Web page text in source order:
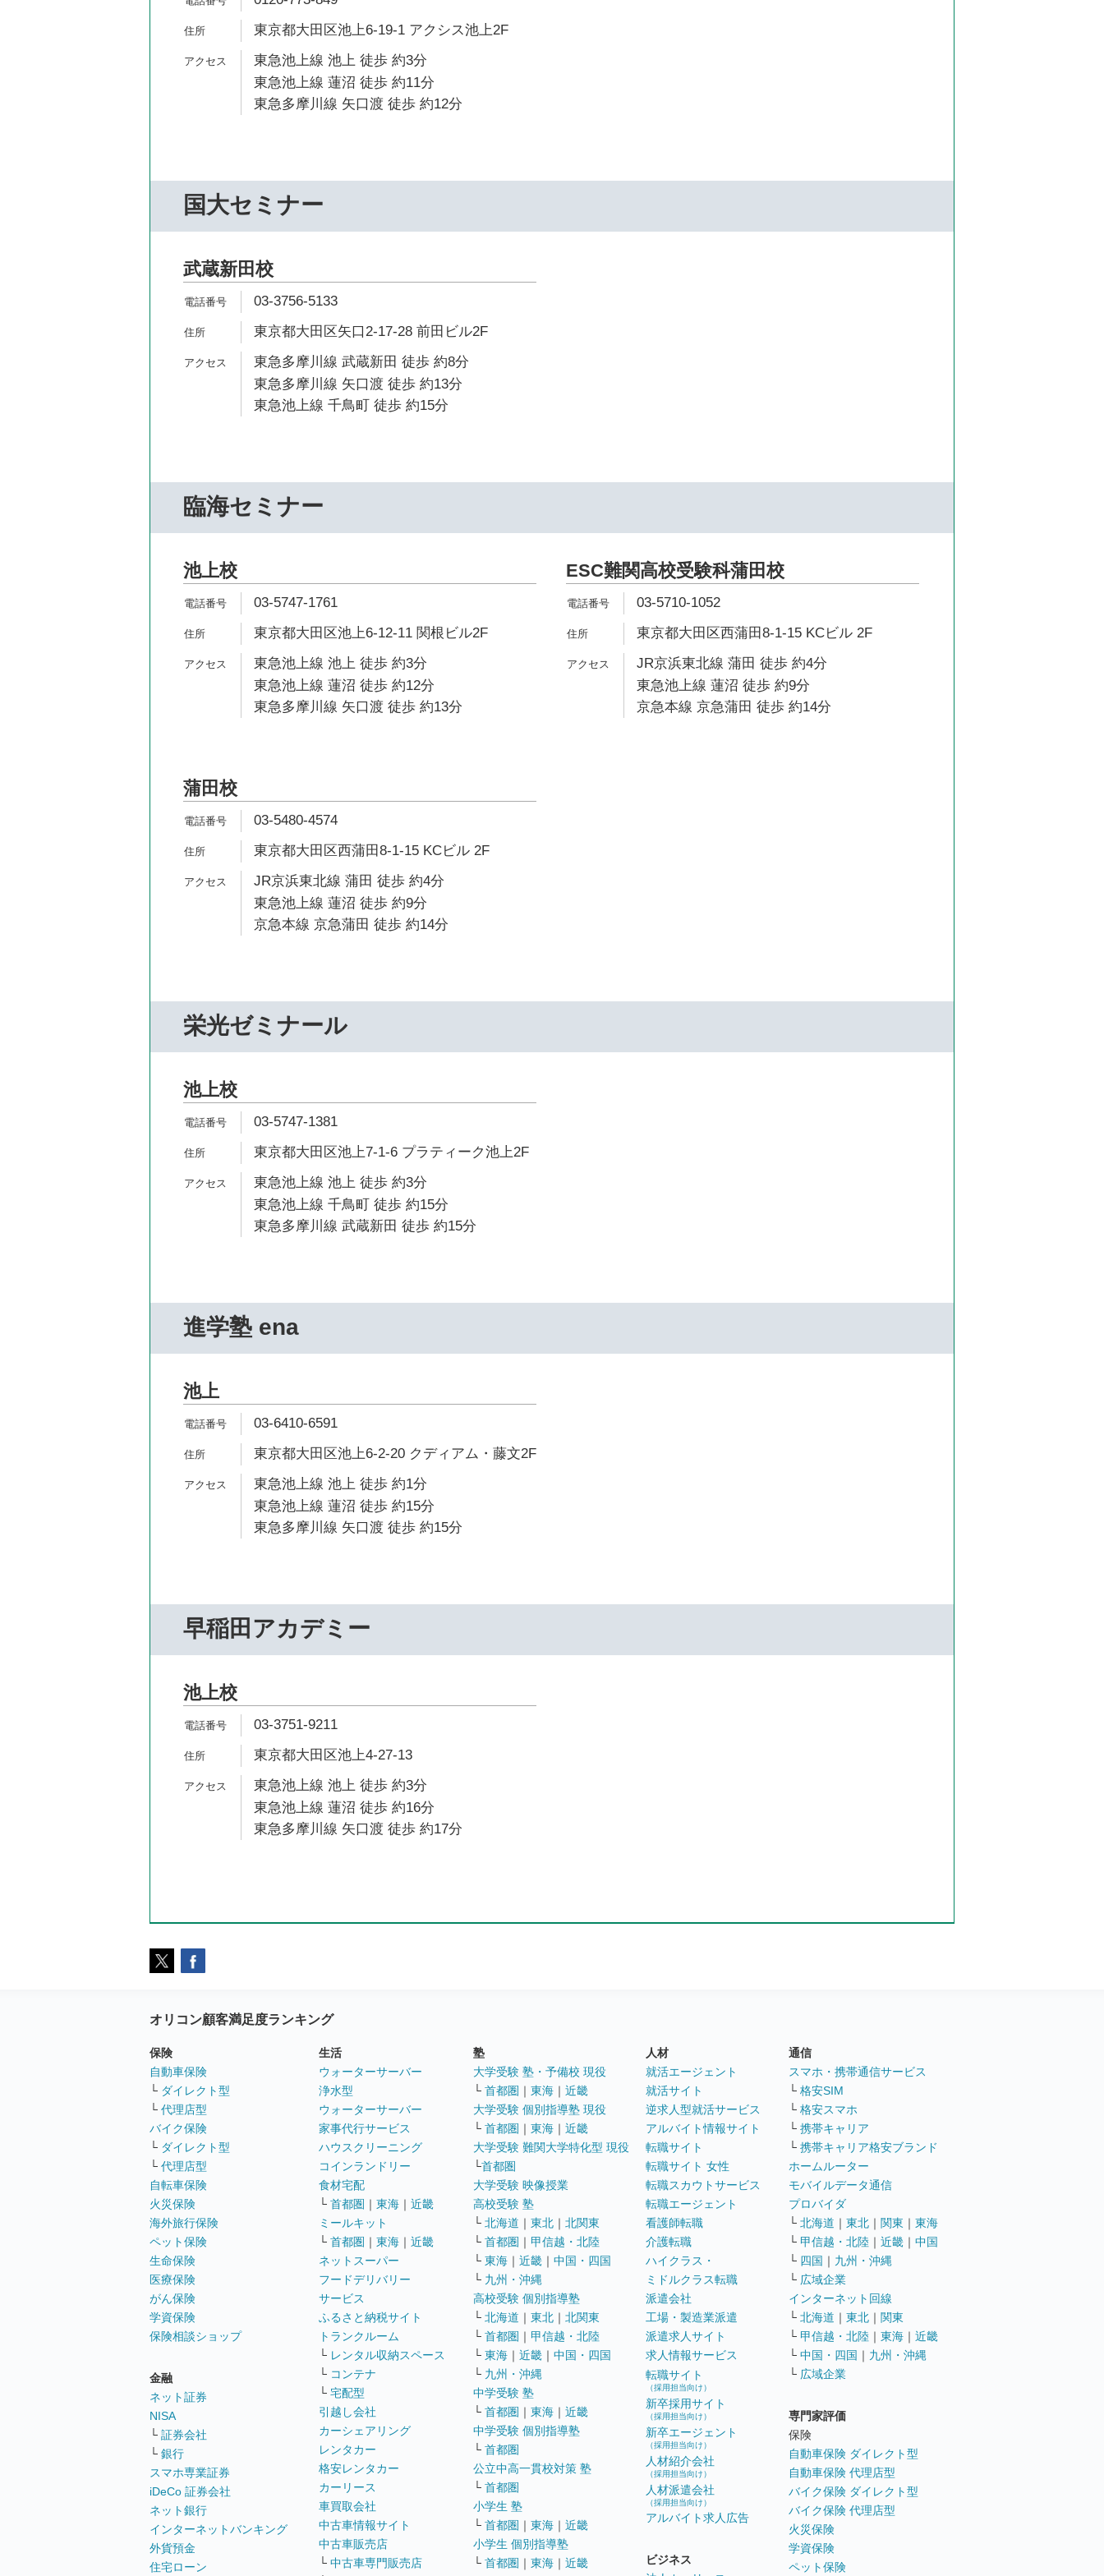
東京都大田区池上6-19-1 アクシス池上2F
東急池上線 池上 徒歩 約3分
東急池上線 蓮沼 徒歩 約11分
東急多摩川線 矢口渡 徒歩 約12分
国大セミナー
武蔵新田校
03-3756-5133
東京都大田区矢口2-17-28 前田ビル2F
東急多摩川線 武蔵新田 徒歩 約8分
東急多摩川線 矢口渡 徒歩 約13分
東急池上線 千鳥町 徒歩 約15分
臨海セミナー
池上校
03-5747-1761
東京都大田区池上6-12-11 関根ビル2F
東急池上線 池上 徒歩 約3分
東急池上線 蓮沼 徒歩 約12分
東急多摩川線 矢口渡 徒歩 約13分
ESC難関高校受験科蒲田校
03-5710-1052
東京都大田区西蒲田8-1-15 KCビル 2F
JR京浜東北線 蒲田 徒歩 約4分
東急池上線 蓮沼 徒歩 約9分
京急本線 京急蒲田 徒歩 約14分
蒲田校
03-5480-4574
東京都大田区西蒲田8-1-15 KCビル 2F
JR京浜東北線 蒲田 徒歩 約4分
東急池上線 蓮沼 徒歩 約9分
京急本線 京急蒲田 徒歩 約14分
栄光ゼミナール
池上校
03-5747-1381
東京都大田区池上7-1-6 プラティーク池上2F
東急池上線 池上 徒歩 約3分
東急池上線 千鳥町 徒歩 約15分
東急多摩川線 武蔵新田 徒歩 約15分
進学塾 ena
池上
03-6410-6591
東京都大田区池上6-2-20 クディアム・藤文2F
東急池上線 池上 徒歩 約1分
東急池上線 蓮沼 徒歩 約15分
東急多摩川線 矢口渡 徒歩 約15分
早稲田アカデミー
池上校
03-3751-9211
東京都大田区池上4-27-13
東急池上線 池上 徒歩 約3分
東急池上線 蓮沼 徒歩 約16分
東急多摩川線 矢口渡 徒歩 約17分
オリコン顧客満足度ランキング
保険
自動車保険
└ ダイレクト型
└ 代理店型
バイク保険
└ ダイレクト型
└ 代理店型
自転車保険
火災保険
海外旅行保険
ペット保険
生命保険
医療保険
がん保険
学資保険
保険相談ショップ
金融
ネット証券
NISA
└ 証券会社
└ 銀行
スマホ専業証券
iDeCo 証券会社
ネット銀行
インターネットバンキング
外貨預金
住宅ローン
生活
ウォーターサーバー
浄水型
ウォーターサーバー
家事代行サービス
ハウスクリーニング
コインランドリー
食材宅配
└ 首都圏 ｜ 東海 ｜ 近畿
ミールキット
└ 首都圏 ｜ 東海 ｜ 近畿
ネットスーパー
フードデリバリー
サービス
ふるさと納税サイト
トランクルーム
└ レンタル収納スペース
└ コンテナ
└ 宅配型
引越し会社
カーシェアリング
レンタカー
格安レンタカー
カーリース
車買取会社
中古車情報サイト
中古車販売店
└ 中古車専門販売店
塾
大学受験 塾・予備校 現役
└ 首都圏 ｜ 東海 ｜ 近畿
大学受験 個別指導塾 現役
└ 首都圏 ｜ 東海 ｜ 近畿
大学受験 難関大学特化型 現役
└首都圏
大学受験 映像授業
高校受験 塾
└ 北海道 ｜ 東北 ｜ 北関東
└ 首都圏 ｜ 甲信越・北陸
└ 東海 ｜ 近畿 ｜ 中国・四国
└ 九州・沖縄
高校受験 個別指導塾
└ 北海道 ｜ 東北 ｜ 北関東
└ 首都圏 ｜ 甲信越・北陸
└ 東海 ｜ 近畿 ｜ 中国・四国
└ 九州・沖縄
中学受験 塾
└ 首都圏 ｜ 東海 ｜ 近畿
中学受験 個別指導塾
└ 首都圏
公立中高一貫校対策 塾
└ 首都圏
小学生 塾
└ 首都圏 ｜ 東海 ｜ 近畿
小学生 個別指導塾
└ 首都圏 ｜ 東海 ｜ 近畿
人材
就活エージェント
就活サイト
逆求人型就活サービス
アルバイト情報サイト
転職サイト
転職サイト 女性
転職スカウトサービス
転職エージェント
看護師転職
介護転職
ハイクラス・
ミドルクラス転職
派遣会社
工場・製造業派遣
派遣求人サイト
求人情報サービス
転職サイト
（採用担当向け）
新卒採用サイト
（採用担当向け）
新卒エージェント
（採用担当向け）
人材紹介会社
（採用担当向け）
人材派遣会社
（採用担当向け）
アルバイト求人広告
ビジネス
通信
スマホ・携帯通信サービス
└ 格安SIM
└ 格安スマホ
└ 携帯キャリア
└ 携帯キャリア格安ブランド
ホームルーター
モバイルデータ通信
プロバイダ
└ 北海道 ｜ 東北 ｜ 関東 ｜ 東海
└ 甲信越・北陸 ｜ 近畿 ｜ 中国
└ 四国 ｜ 九州・沖縄
└ 広域企業
インターネット回線
└ 北海道 ｜ 東北 ｜ 関東
└ 甲信越・北陸 ｜ 東海 ｜ 近畿
└ 中国・四国 ｜ 九州・沖縄
└ 広域企業
専門家評価
保険
自動車保険 ダイレクト型
自動車保険 代理店型
バイク保険 ダイレクト型
バイク保険 代理店型
火災保険
学資保険
ペット保険